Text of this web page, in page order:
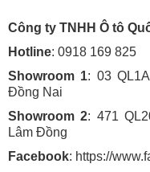
Công ty TNHH Ô tô
Hotline: 0918 169 825
Showroom 1: 03
Đồng Nai
Showroom 2: 471
Lâm Đồng
Facebook: https://